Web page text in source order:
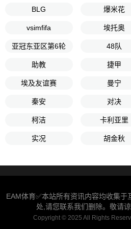
BLG 爆米花
vsimfifa 埃托奥
亚冠东亚区第6轮 48队
助教 捷甲
埃及友谊赛 曼宁
秦安 对决
柯洁 卡利亚里
实况 胡金秋
EAM体育✅本站所有资讯内容均收集
处,请您联系我们删除。敬请
Copyright © 2025 All Rights